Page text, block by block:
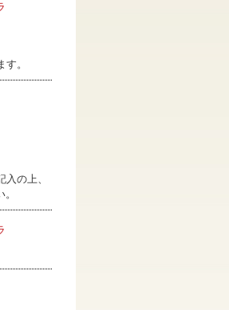
。
の上、